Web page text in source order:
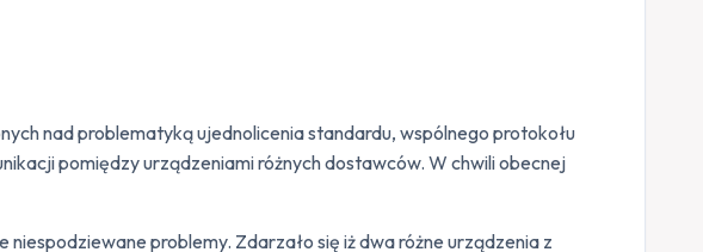
nad problematyką ujednolicenia standardu, wspólnego protokołu
pomiędzy urządzeniami różnych dostawców. W chwili obecnej
problemy. Zdarzało się iż dwa różne urządzenia z